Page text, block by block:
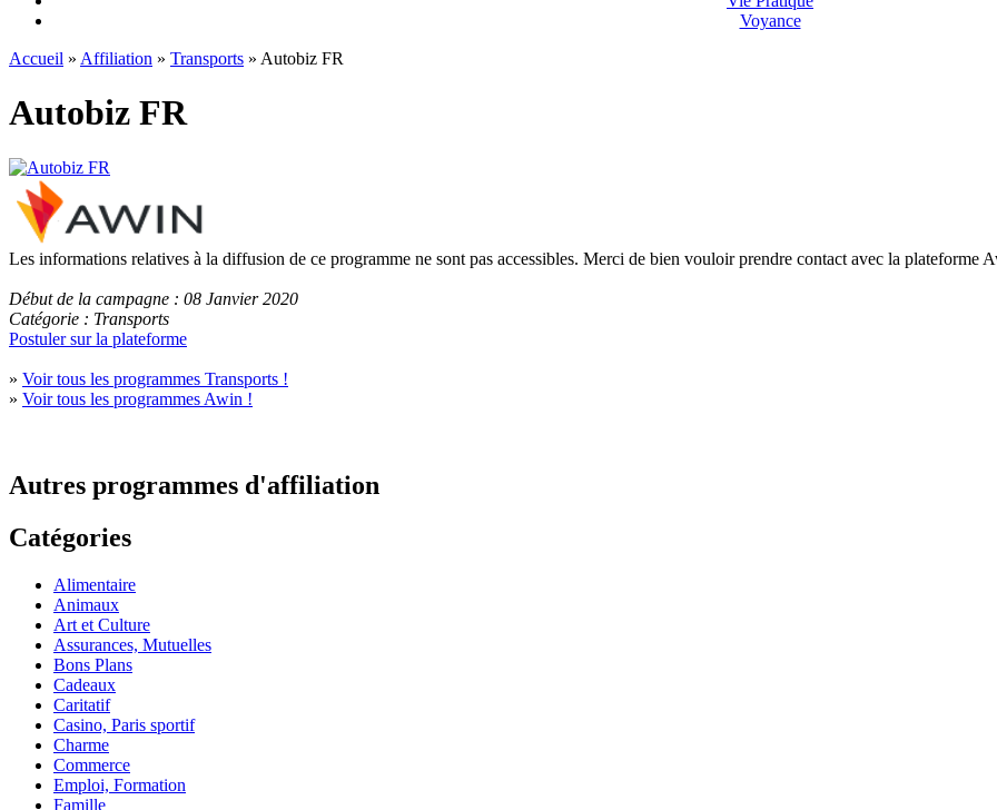
Voyance
Accueil » Affiliation » Transports » Autobiz FR
Autobiz FR
Les informations relatives à la diffusion de ce programme ne sont pas accessibles. Merci de bien vouloir prendre contact avec la plateforme
Début de la campagne : 08 Janvier 2020
Catégorie : Transports
Postuler sur la plateforme
» Voir tous les programmes Transports !
» Voir tous les programmes Awin !
Autres programmes d'affiliation
Catégories
Alimentaire
Animaux
Art et Culture
Assurances, Mutuelles
Bons Plans
Cadeaux
Caritatif
Casino, Paris sportif
Charme
Commerce
Emploi, Formation
Famille